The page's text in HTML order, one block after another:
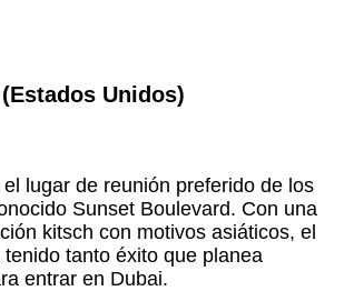
Unidos)
lugar de reunión preferido de los
Sunset Boulevard. Con una
kitsch con motivos asiáticos, el
tanto éxito que planea
entrar en Dubai.